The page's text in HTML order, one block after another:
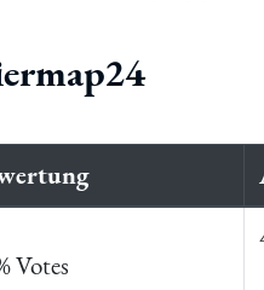
Votes